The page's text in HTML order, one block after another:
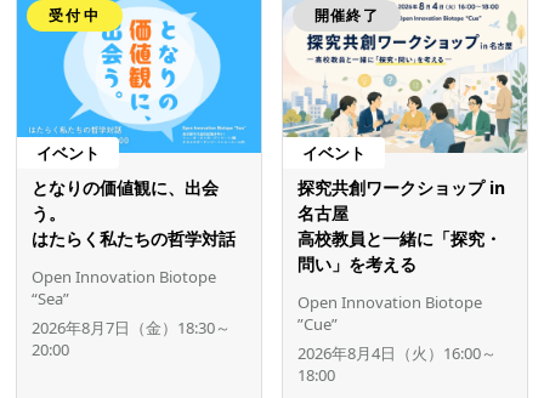
受付中
イベント
となりの価値観に、出会
う。
はたらく私たちの哲学対話
Open Innovation Biotope
“Sea”
2026年8月7日（金）18:30～
20:00
開催終了
イベント
探究共創ワークショップ in
名古屋
高校教員と一緒に「探究・
問い」を考える
Open Innovation Biotope
”Cue”
2026年8月4日（火）16:00～
18:00